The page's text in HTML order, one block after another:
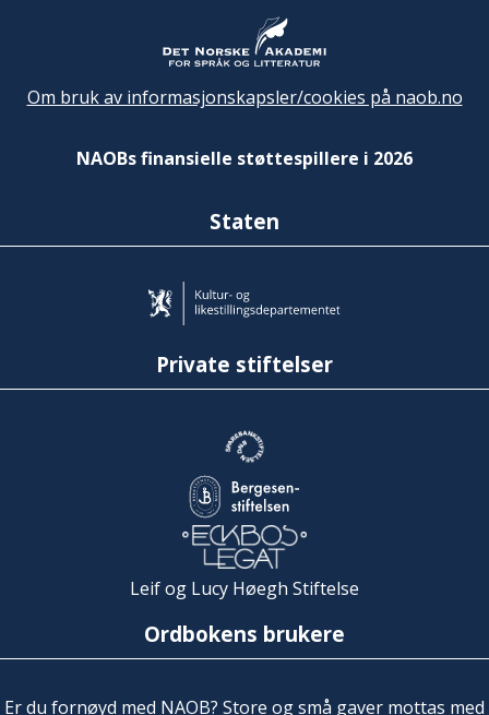
Om bruk av informasjonskapsler/cookies på naob.no
NAOBs finansielle støttespillere i 2026
Staten
Private stiftelser
Leif og Lucy Høegh Stiftelse
Ordbokens brukere
Er du fornøyd med NAOB? Store og små gaver mottas med